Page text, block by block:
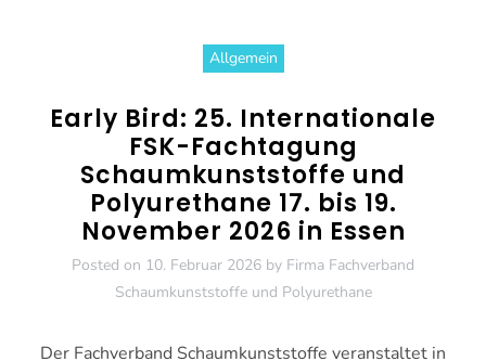
Allgemein
Early Bird: 25. Internationale
FSK-Fachtagung
Schaumkunststoffe und
Polyurethane 17. bis 19.
November 2026 in Essen
Posted on 10. Februar 2026 by Firma Fachverband
Schaumkunststoffe und Polyurethane
Der Fachverband Schaumkunststoffe veranstaltet in